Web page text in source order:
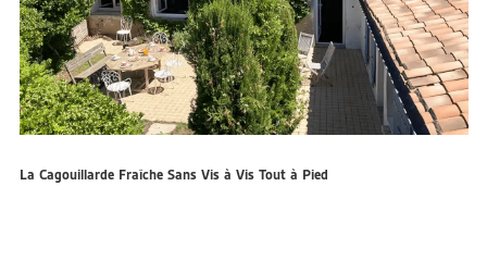
La Cagouillarde Fraîche Sans Vis à Vis Tout à Pied